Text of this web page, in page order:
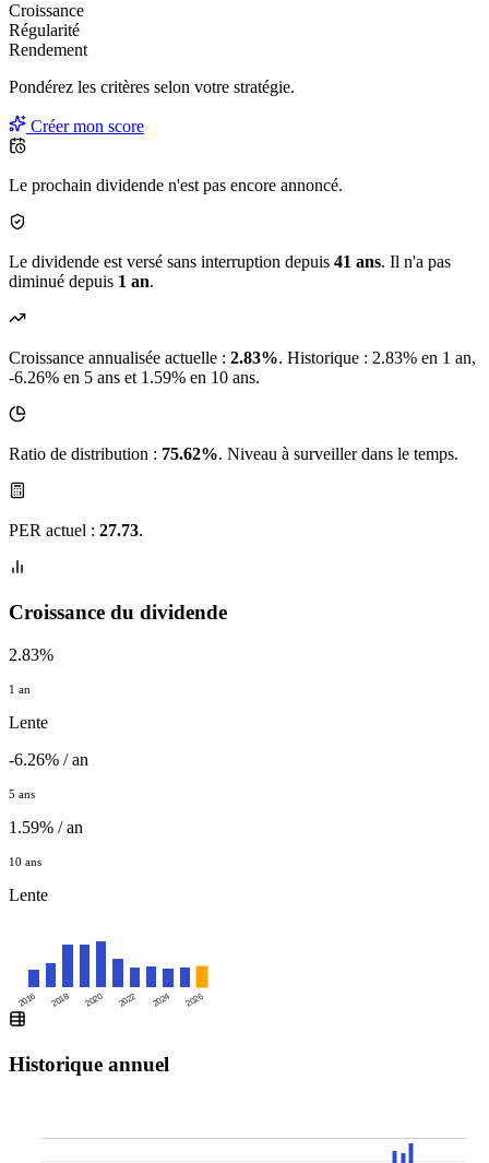
Croissance
Régularité
Rendement
Pondérez les critères selon votre stratégie.
Créer mon score
Le prochain dividende n'est pas encore annoncé.
Le dividende est versé sans interruption depuis 41 ans. Il n'a pas
diminué depuis 1 an.
Croissance annualisée actuelle : 2.83%. Historique : 2.83% en 1 an,
-6.26% en 5 ans et 1.59% en 10 ans.
Ratio de distribution : 75.62%. Niveau à surveiller dans le temps.
PER actuel : 27.73.
Croissance du dividende
2.83%
1 an
Lente
-6.26% / an
5 ans
1.59% / an
10 ans
Lente
2016 2018 2020 2022 2024 2026
Historique annuel